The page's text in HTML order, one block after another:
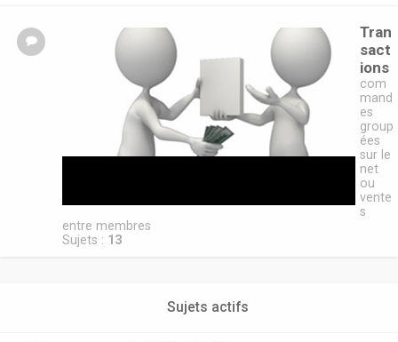
Tran
sact
ions
com
mand
es
group
ées
sur le
net
ou
vente
s
entre membres
Sujets : 13
Sujets actifs